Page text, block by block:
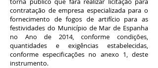
contratação de empresa especializada para o
fornecimento de fogos de artifício para as
festividades do Município de Mar de Espanha
no Ano de 2014, conforme condições,
quantidades e exigências estabelecidas,
conforme especificações no anexo 1, deste
instrumento.